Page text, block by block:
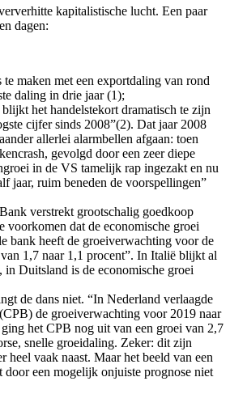
kapitalistische lucht. Een paar
dagen:
maken met een exportdaling van rond
daling in drie jaar (1);
het handelstekort dramatisch te zijn
cijfer sinds 2008”(2). Dat jaar 2008
allerlei alarmbellen afgaan: toen
gevolgd door een zeer diepe
in de VS tamelijk rap ingezakt en nu
jaar, ruim beneden de voorspellingen”
verstrekt grootschalig goedkoop
voorkomen dat de economische groei
bank heeft de groeiverwachting voor de
1,7 naar 1,1 procent”. In Italië blijkt al
in Duitsland is de economische groei
de dans niet. “In Nederland verlaagde
de groeiverwachting voor 2019 naar
het CPB nog uit van een groei van 2,7
snelle groeidaling. Zeker: dit zijn
heel vaak naast. Maar het beeld van een
door een mogelijk onjuiste prognose niet